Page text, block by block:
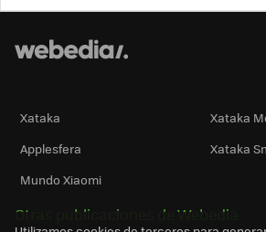
Xataka
Xataka
Applesfera
Xataka
Mundo Xiaomi
Otras publicaciones de Webedia